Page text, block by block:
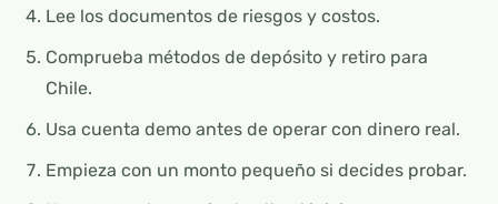
Lee los documentos de riesgos y costos.
Comprueba métodos de depósito y retiro para
Chile.
Usa cuenta demo antes de operar con dinero real.
Empieza con un monto pequeño si decides probar.